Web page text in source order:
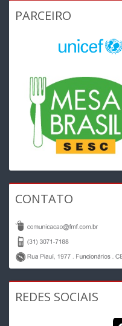
PARCEIRO
CONTATO
REDES SOCIAIS